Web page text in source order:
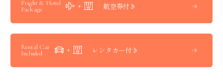
Fright & Hotel
Package
航空券付き
Rental Car
Included
レンタカー付き